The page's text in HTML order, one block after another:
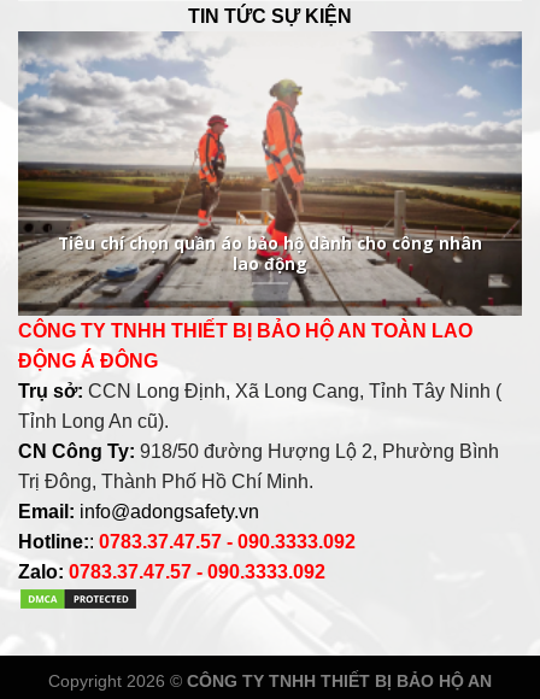
TIN TỨC SỰ KIỆN
Tiêu chí chọn quần áo bảo hộ dành cho công nhân
lao động
CÔNG TY TNHH THIẾT BỊ BẢO HỘ AN TOÀN LAO
ĐỘNG Á ĐÔNG
Trụ sở: CCN Long Định, Xã Long Cang, Tỉnh Tây Ninh (
Tỉnh Long An cũ).
CN Công Ty: 918/50 đường Hượng Lộ 2, Phường Bình
Trị Đông, Thành Phố Hồ Chí Minh.
Email: info@adongsafety.vn
Hotline:: 0783.37.47.57 - 090.3333.092
Zalo: 0783.37.47.57 - 090.3333.092
Copyright 2026 © CÔNG TY TNHH THIẾT BỊ BẢO HỘ AN